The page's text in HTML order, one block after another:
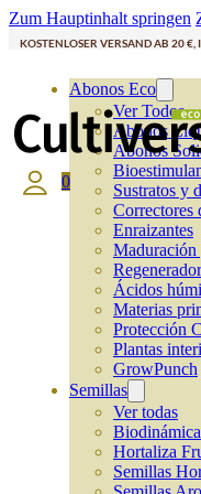
Zum Hauptinhalt springen
KOSTENLOSER VERSAND AB 20
Abonos Eco
Ver Todos
Abonos
Abonos
Sustratos y
Correctores
Enraizantes
Maduración
Ácidos
Materias
Protección
Plantas
GrowPunch
Semillas
Ver todas
Hortaliza
Semillas
0